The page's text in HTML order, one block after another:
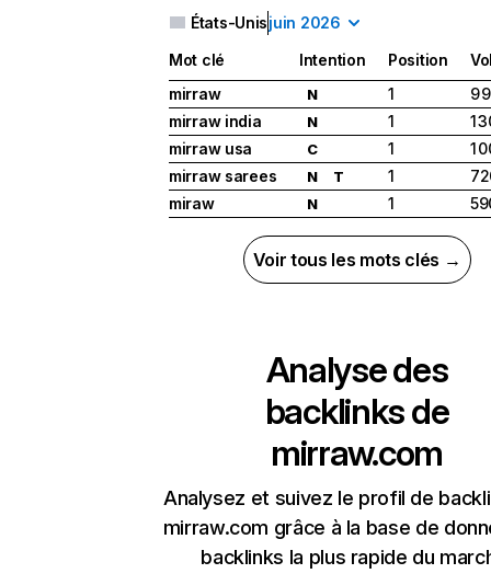
États-Unisjuin 2026
Mot clé Intention Position
mirraw
N 1
9
mirraw india
N 1
1
mirraw usa
C 1
1
mirraw sarees
N T 1
miraw
N 1
Voir tous les mots clés →
Analyse des
backlinks de
mirraw.com
Analysez et suivez le profil de
mirraw.com grâce à la base de
backlinks la plus rapide du